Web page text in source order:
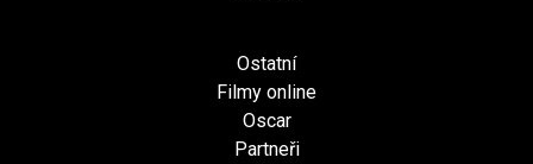
Ostatní
Filmy online
Oscar
Partneři